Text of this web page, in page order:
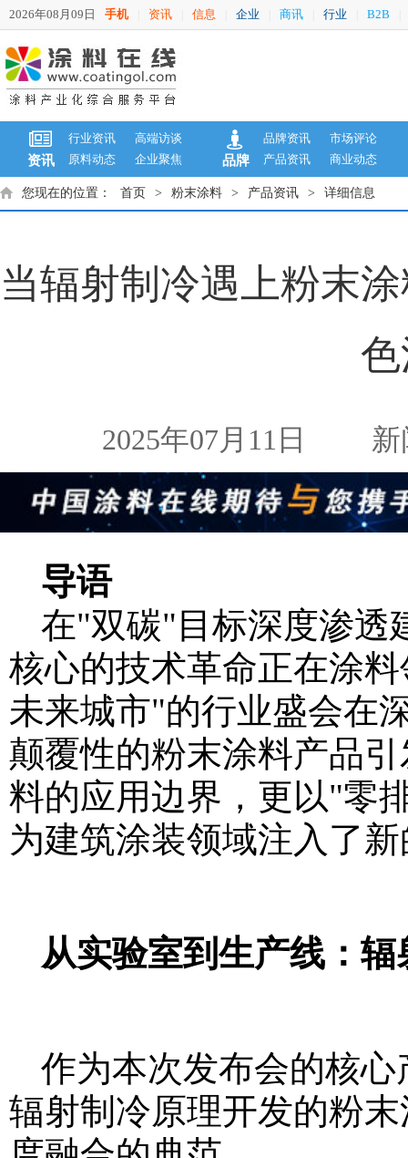
2026年08月09日 手机 资讯 信息 企业 商讯 行业 B2B
资讯
行业资讯
高端访谈
原料动态
企业聚焦 品牌
品牌资讯
市场评论
产品资讯
商业动态
您现在的位置： 首页 > 粉末涂料 > 产品资讯 > 详细信息
当辐射制冷遇上粉末
2025年07月11日 新
导语
在"双碳"目标深度渗透
核心的技术革命正在涂
未来城市"的行业盛会在
颠覆性的粉末涂料产品
料的应用边界，更以"零
为建筑涂装领域注入了
从实验室到生产线：
作为本次发布会的核
辐射制冷原理开发的粉